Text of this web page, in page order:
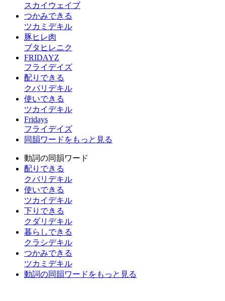
スカイウェイブ
つかみできる
ツカミデキル
豚ヒレ肉
ブタヒレニク
FRIDAYZ
フライデイズ
配りできる
クバリデキル
使いできる
ツカイデキル
Fridays
フライデイズ
同韻ワードをもっと見る
動詞の同韻ワード
配りできる
クバリデキル
使いできる
ツカイデキル
下りできる
クダリデキル
暮らしできる
クラシデキル
つかみできる
ツカミデキル
動詞の同韻ワードをもっと見る